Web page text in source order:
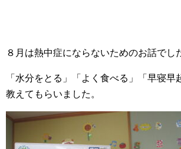
８月は熱中症にならないためのお話でし
「水分をとる」「よく食べる」「早寝早
教えてもらいました。